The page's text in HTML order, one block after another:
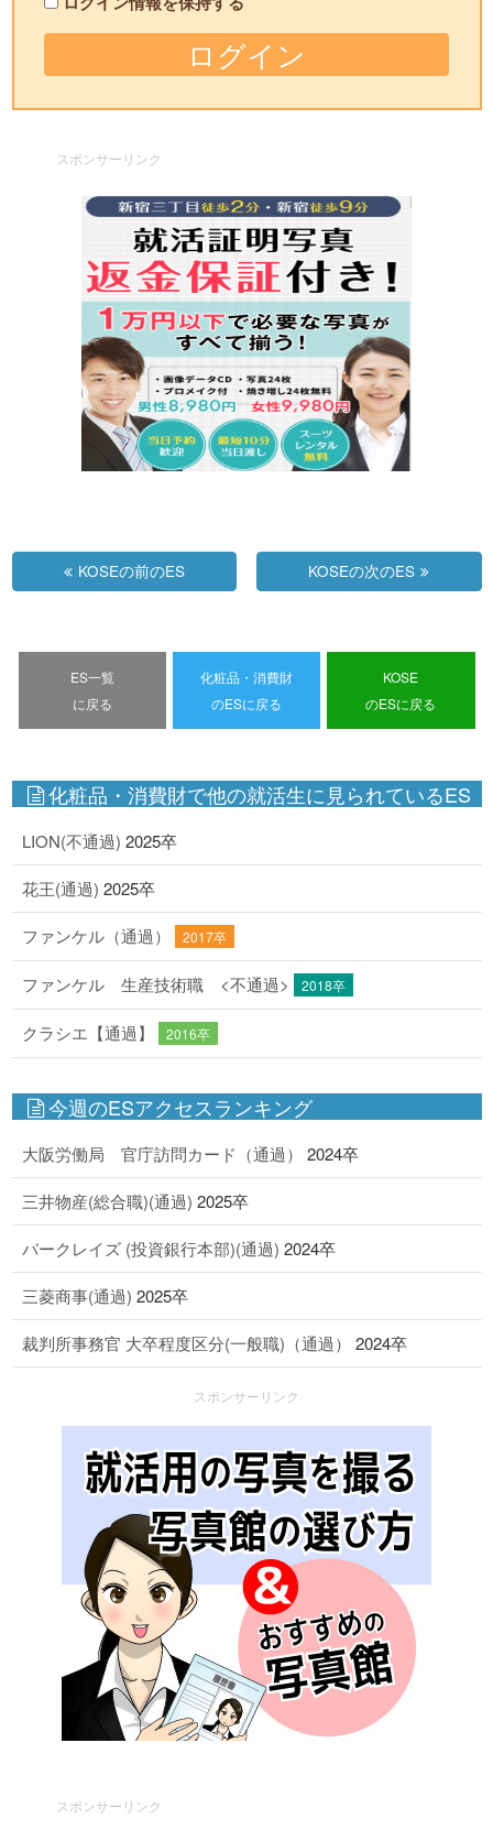
スポンサーリンク
KOSEの前のES KOSEの次のES
ES一覧
に戻る
化粧品・消費財
のESに戻る
KOSE
のESに戻る
化粧品・消費財で他の就活生に見られているES
LION(不通過) 2025卒
花王(通過) 2025卒
ファンケル（通過） 2017卒
ファンケル 生産技術職 <不通過> 2018卒
クラシエ【通過】 2016卒
今週のESアクセスランキング
大阪労働局 官庁訪問カード（通過） 2024卒
三井物産(総合職)(通過) 2025卒
バークレイズ (投資銀行本部)(通過) 2024卒
三菱商事(通過) 2025卒
裁判所事務官 大卒程度区分(一般職)（通過） 2024卒
スポンサーリンク
スポンサーリンク